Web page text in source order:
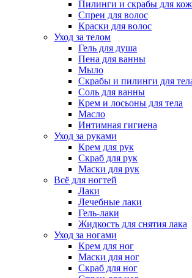
Пилинги и скрабы для
Спреи для волос
Краски для волос
Уход за телом
Гель для душа
Пена для ванны
Мыло
Скрабы и пилинги для
Соль для ванны
Крем и лосьоны для тела
Масло
Интимная гигиена
Уход за руками
Крем для рук
Скраб для рук
Маски для рук
Всё для ногтей
Лаки
Лечебные лаки
Гель-лаки
Жидкость для снятия лака
Уход за ногами
Крем для ног
Маски для ног
Скраб для ног